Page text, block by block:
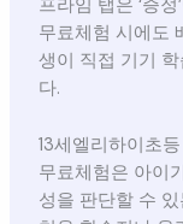
프라임 탭은 ‘증
무료체험 시에도
생이 직접 기기
다.
13세엘리하이초
무료체험은 아이
성을 판단할 수